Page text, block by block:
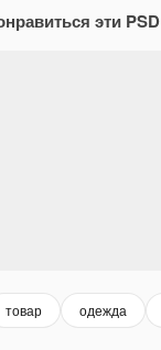
эти PSD
товар одежда